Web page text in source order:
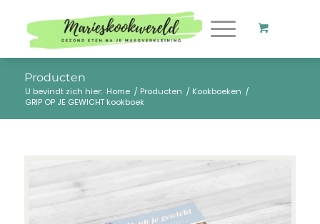
Producten
U bevindt zich hier: Home / Producten / Kookboeken /
GRIP OP JE GEWICHT kookboek